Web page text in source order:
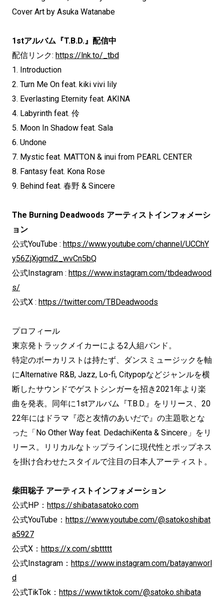
Cover Art by Asuka Watanabe
1stアルバム『T.B.D.』配信中
配信リンク: https://lnk.to/_tbd
1. Introduction
2. Turn Me On feat. kiki vivi lily
3. Everlasting Eternity feat. AKINA
4. Labyrinth feat. 伶
5. Moon In Shadow feat. Sala
6. Undone
7. Mystic feat. MATTON & inui from PEARL CENTER
8. Fantasy feat. Kona Rose
9. Behind feat. 春野 & Sincere
The Burning Deadwoods アーティストインフォメーシ
ョン
公式YouTube : https://www.youtube.com/channel/UCChY
y56ZjXjgmdZ_wvCn5bQ
公式Instagram : https://www.instagram.com/tbdeadwood
s/
公式X : https://twitter.com/TBDeadwoods
プロフィール
東京発トラックメイカーによる2人組バンド。
特定のボーカリストは持たず、ダンスミュージックを軸
にAlternative R&B, Jazz, Lo-fi, Citypopなどジャンルを横
断したサウンドでゲストシンガーを招き2021年より楽
曲を発表。同年に1stアルバム『T.B.D.』をリリース、20
22年にはドラマ『恋と友情のあいだで』の主題歌とな
った「No Other Way feat. DedachiKenta & Sincere」をリ
リース。リリカルなトップラインに現代性とポップネス
を掛け合わせたスタイルで注目の日本人アーティスト。
柴田聡子 アーティストインフォメーション
公式HP： https://shibatasatoko.com
公式YouTube： https://www.youtube.com/@satokoshibat
a5927
公式X： https://x.com/sbttttt
公式Instagram： https://www.instagram.com/batayanworl
d
公式TikTok： https://www.tiktok.com/@satoko.shibata